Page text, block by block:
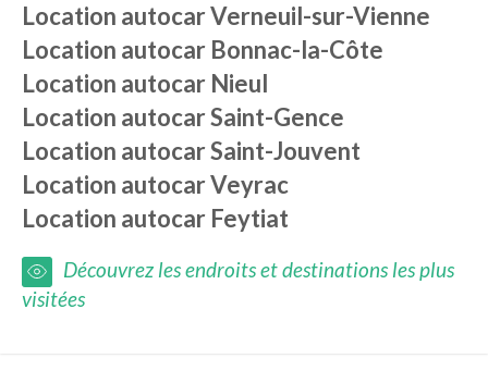
Location autocarVerneuil-sur-Vienne
Location autocar Bonnac-la-Côte
Location autocar Nieul
Location autocarSaint-Gence
Location autocarSaint-Jouvent
Location autocarVeyrac
Location autocar Feytiat
Découvrez les endroits et destinations les plus
visitées